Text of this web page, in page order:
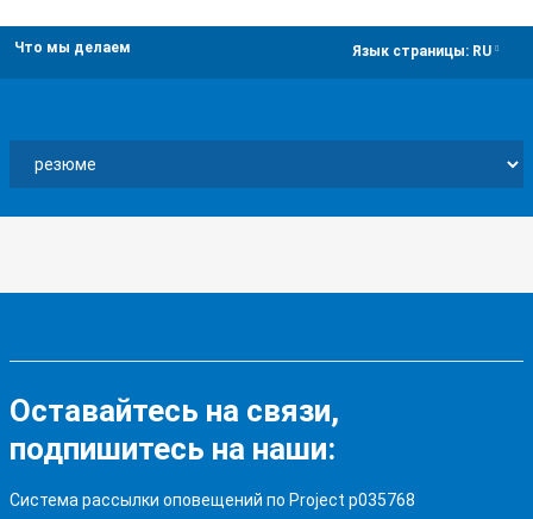
Что мы делаем Язык страницы: RU
Оставайтесь на связи,
подпишитесь на наши:
Система рассылки оповещений по Project p035768